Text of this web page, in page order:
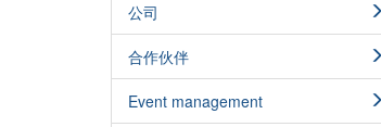
公司
合作伙伴
Event management